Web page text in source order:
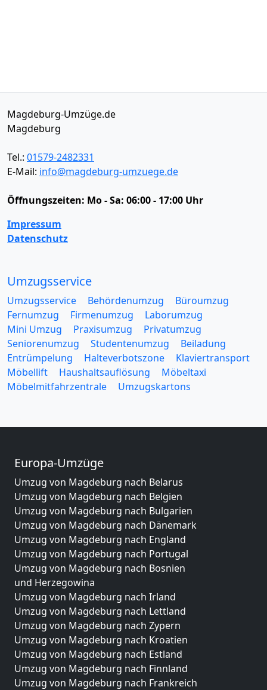
Magdeburg-Umzüge.de
Magdeburg
Tel.: 01579-2482331
E-Mail: info@magdeburg-umzuege.de
Öffnungszeiten: Mo - Sa: 06:00 - 17:00 Uhr
Impressum
Datenschutz
Umzugsservice
Umzugsservice Behördenumzug
Büroumzug
Fernumzug
Firmenumzug
Laborumzug
Mini Umzug
Praxisumzug
Privatumzug
Seniorenumzug
Studentenumzug
Beiladung
Entrümpelung
Halteverbotszone
Klaviertransport
Möbellift
Haushaltsauflösung
Möbeltaxi
Möbelmitfahrzentrale
Umzugskartons
Europa-Umzüge
Umzug von Magdeburg nach Belarus
Umzug von Magdeburg nach Belgien
Umzug von Magdeburg nach Bulgarien
Umzug von Magdeburg nach Dänemark
Umzug von Magdeburg nach England
Umzug von Magdeburg nach Portugal
Umzug von Magdeburg nach Bosnien
und Herzegowina
Umzug von Magdeburg nach Irland
Umzug von Magdeburg nach Lettland
Umzug von Magdeburg nach Zypern
Umzug von Magdeburg nach Kroatien
Umzug von Magdeburg nach Estland
Umzug von Magdeburg nach Finnland
Umzug von Magdeburg nach Frankreich